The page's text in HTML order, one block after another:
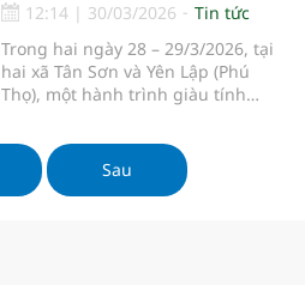
12:14 | 30/03/2026
Tin tức
Trong hai ngày 28 – 29/3/2026, tại
hai xã Tân Sơn và Yên Lập (Phú
Thọ), một hành trình giàu tính
Nội đã được triển khai, mang theo
hy vọng về những nhịp tim khỏe
mạnh cho hàng trăm trẻ em nơi
Sau